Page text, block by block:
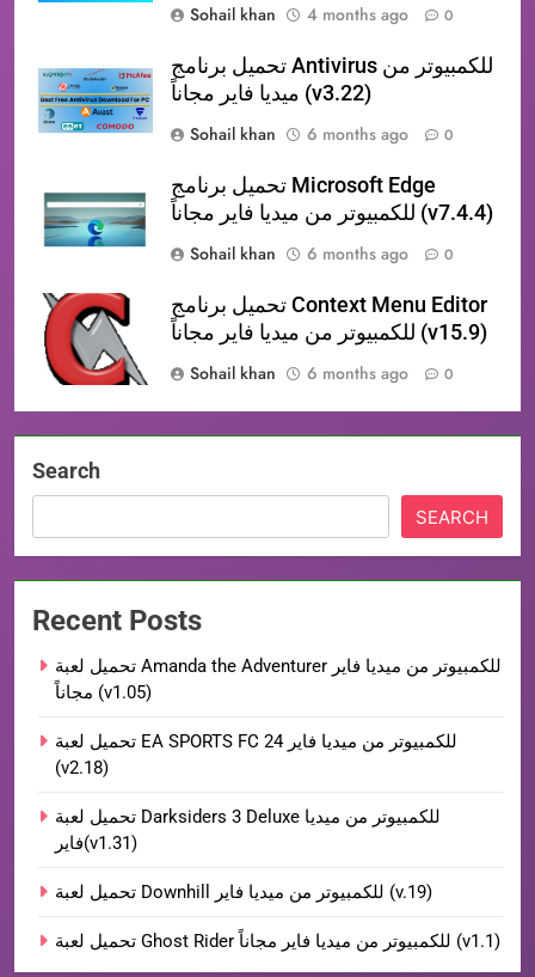
Sohail khan
4 months ago 0
تحميل برنامج Antivirus للكمبيوتر من
ميديا فاير مجاناً (v3.22)
Sohail khan
6 months ago 0
تحميل برنامج Microsoft Edge
للكمبيوتر من ميديا فاير مجاناً (v7.4.4)
Sohail khan
6 months ago 0
تحميل برنامج Context Menu Editor
للكمبيوتر من ميديا فاير مجاناً (v15.9)
Sohail khan
6 months ago 0
Search
SEARCH
Recent Posts
تحميل لعبة Amanda the Adventurer للكمبيوتر من ميديا فاير
مجاناً (v1.05)
تحميل لعبة EA SPORTS FC 24 للكمبيوتر من ميديا فاير
(v2.18)
تحميل لعبة Darksiders 3 Deluxe للكمبيوتر من ميديا
فاير(v1.31)
تحميل لعبة Downhill للكمبيوتر من ميديا فاير (v.19)
تحميل لعبة Ghost Rider للكمبيوتر من ميديا فاير مجاناً (v1.1)